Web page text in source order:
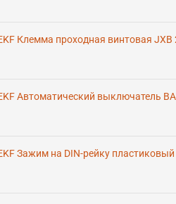
Клемма проходная винтовая JXB
Автоматический выключатель
Зажим на DIN-рейку пластиковый